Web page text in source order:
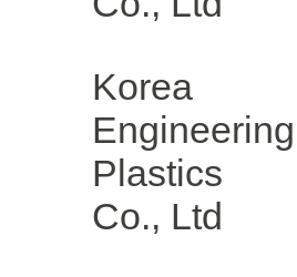
Korea
Engineering
Plastics
Co., Ltd